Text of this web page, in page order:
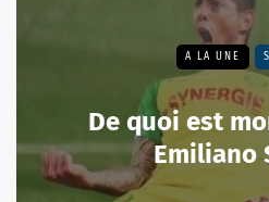
A LA UNE
De quoi est
Emiliano